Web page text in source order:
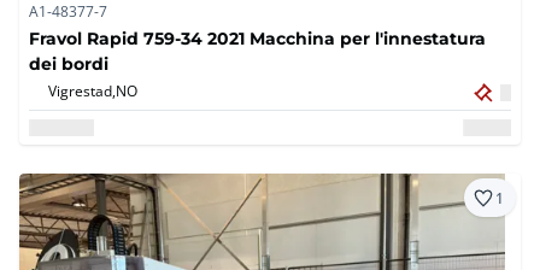
A1-48377-7
Fravol Rapid 759-34 2021 Macchina per l'innestatura
dei bordi
Vigrestad,NO
1